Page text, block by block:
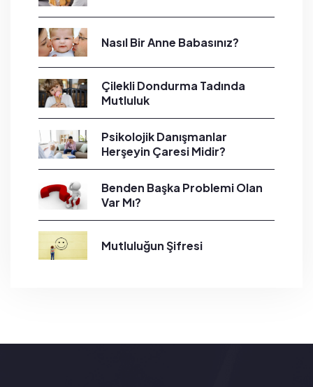
Nasıl Bir Anne Babasınız?
Çilekli Dondurma Tadında
Mutluluk
Psikolojik Danışmanlar
Herşeyin Çaresi Midir?
Benden Başka Problemi Olan
Var Mı?
Mutluluğun Şifresi